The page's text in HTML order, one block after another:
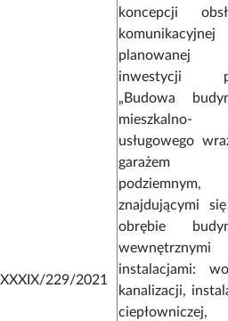
XXXIX/229/2021
koncepcji
komunikacyjnej
planowanej
inwestycji
„Budowa
mieszkalno-
usługowego
garażem
podziemnym,
znajdującymi
obrębie
wewnętrznymi
instalacjami:
kanalizacji,
ciepłowniczej,